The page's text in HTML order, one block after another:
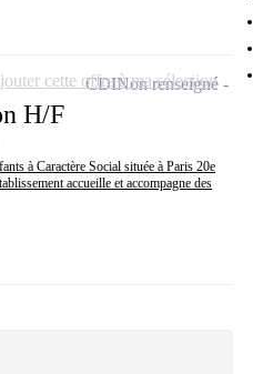
H/F
à Caractère Social située à Paris 20e
accueille et accompagne des
CDINon renseigné
cette offre à ma sélection